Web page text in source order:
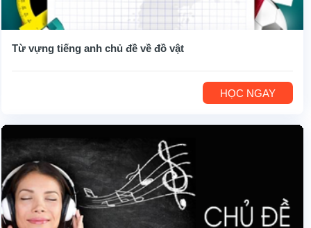
Từ vựng tiếng anh chủ đề về đồ vật
HỌC NGAY